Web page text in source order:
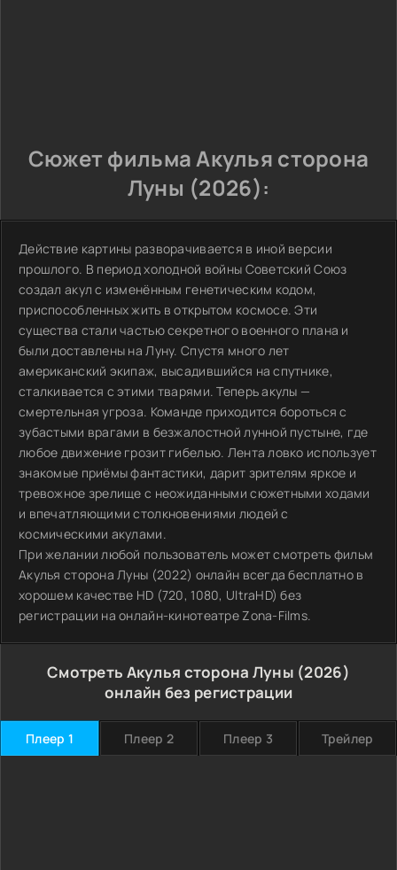
Сюжет фильма Акулья сторона
Луны (2026):
Действие картины разворачивается в иной версии
прошлого. В период холодной войны Советский Союз
создал акул с изменённым генетическим кодом,
приспособленных жить в открытом космосе. Эти
существа стали частью секретного военного плана и
были доставлены на Луну. Спустя много лет
американский экипаж, высадившийся на спутнике,
сталкивается с этими тварями. Теперь акулы —
смертельная угроза. Команде приходится бороться с
зубастыми врагами в безжалостной лунной пустыне, где
любое движение грозит гибелью. Лента ловко использует
знакомые приёмы фантастики, дарит зрителям яркое и
тревожное зрелище с неожиданными сюжетными ходами
и впечатляющими столкновениями людей с
космическими акулами.
При желании любой пользователь может смотреть фильм
Акулья сторона Луны (2022) онлайн всегда бесплатно в
хорошем качестве HD (720, 1080, UltraHD) без
регистрации на онлайн-кинотеатре Zona-Films.
Смотреть Акулья сторона Луны (2026)
онлайн без регистрации
Плеер 1 Плеер 2 Плеер 3 Трейлер